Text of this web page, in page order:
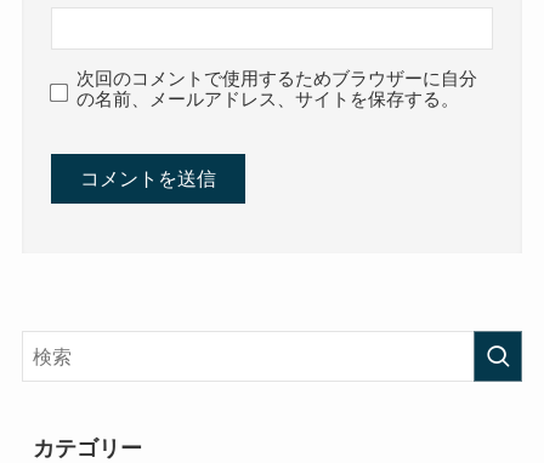
次回のコメントで使用するためブラウザーに自分
の名前、メールアドレス、サイトを保存する。
カテゴリー